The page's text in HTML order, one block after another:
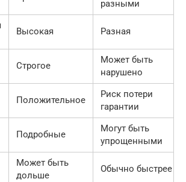
разными
Высокая Разная
Строгое
Может быть
нарушено
Положительное
Риск потери
гарантии
Подробные
Могут быть
упрощенными
Может быть
дольше
Обычно быстрее